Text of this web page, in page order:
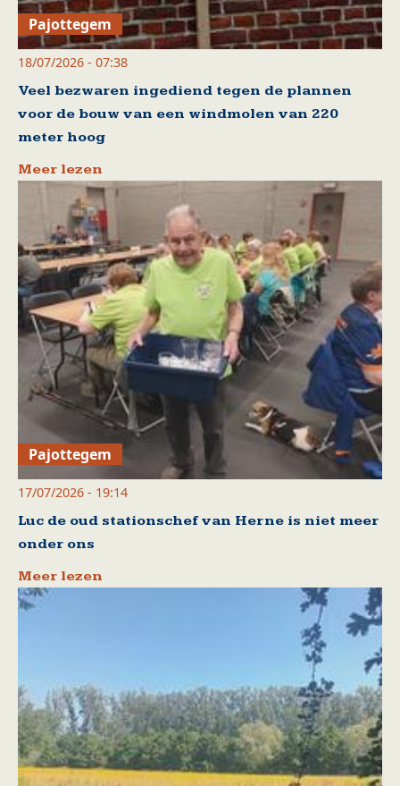
Pajottegem
18/07/2026 - 07:38
Veel bezwaren ingediend tegen de plannen
voor de bouw van een windmolen van 220
meter hoog
Meer lezen
Pajottegem
17/07/2026 - 19:14
Luc de oud stationschef van Herne is niet meer
onder ons
Meer lezen